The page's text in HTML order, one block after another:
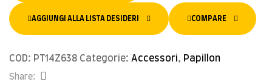
AGGIUNGI ALLA LISTA DESIDERI COMPARE
COD: PT14Z638 Categorie: Accessori, Papillon
Share: